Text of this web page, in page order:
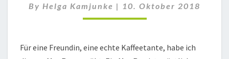
DIESER
MUGRUG
By Helga Kamjunke | 10. Oktober 2018
Für eine Freundin, eine echte Kaffeetante, habe ich